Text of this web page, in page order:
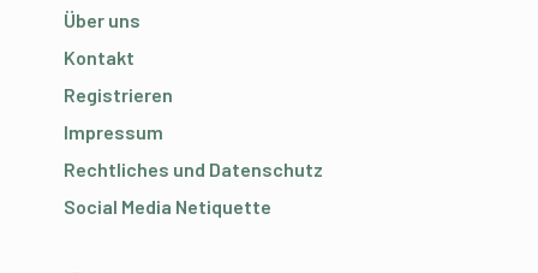
Über uns
Kontakt
Registrieren
Impressum
Rechtliches und Datenschutz
Social Media Netiquette